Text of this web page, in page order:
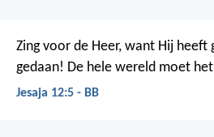
Zing voor de Heer, want Hij heeft
gedaan! De hele wereld moet
Jesaja 12:5 - BB